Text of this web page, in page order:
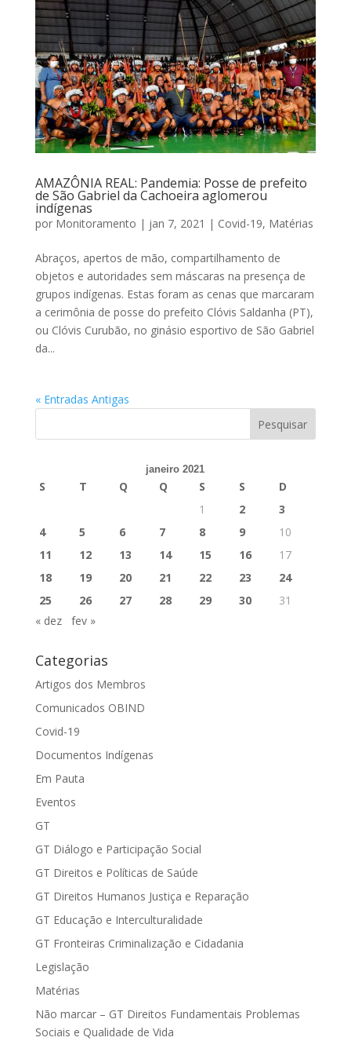
AMAZÔNIA REAL: Pandemia: Posse de prefeito
de São Gabriel da Cachoeira aglomerou
indígenas
por Monitoramento | jan 7, 2021 | Covid-19, Matérias
Abraços, apertos de mão, compartilhamento de
objetos e autoridades sem máscaras na presença de
grupos indígenas. Estas foram as cenas que marcaram
a cerimônia de posse do prefeito Clóvis Saldanha (PT),
ou Clóvis Curubão, no ginásio esportivo de São Gabriel
da...
« Entradas Antigas
janeiro 2021
S T Q Q S S
D
1
2
3
4
5 6 7 8 9
10
11
12 13 14 15 16
17
18
19 20 21 22 23
24
25
26 27 28 29 30
31
« dez
fev »
Categorias
Artigos dos Membros
Comunicados OBIND
Covid-19
Documentos Indígenas
Em Pauta
Eventos
GT
GT Diálogo e Participação Social
GT Direitos e Políticas de Saúde
GT Direitos Humanos Justiça e Reparação
GT Educação e Interculturalidade
GT Fronteiras Criminalização e Cidadania
Legislação
Matérias
Não marcar – GT Direitos Fundamentais Problemas
Sociais e Qualidade de Vida